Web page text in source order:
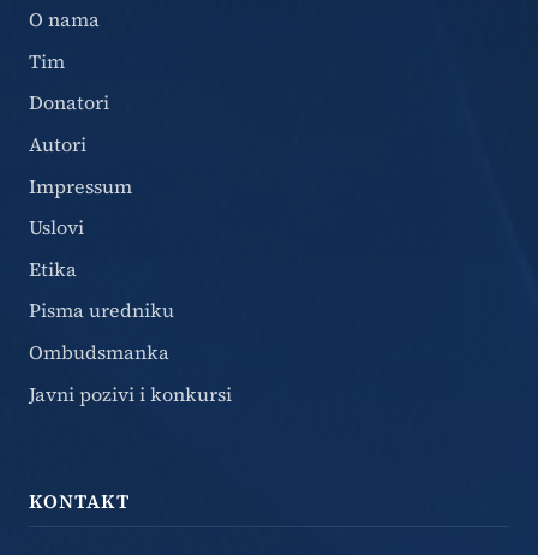
O nama
Tim
Donatori
Autori
Impressum
Uslovi
Etika
Pisma uredniku
Ombudsmanka
Javni pozivi i konkursi
KONTAKT